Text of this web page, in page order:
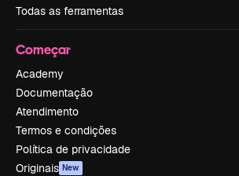
Todas as ferramentas
Começar
Academy
Documentação
Atendimento
Termos e condições
Política de privacidade
Originais New